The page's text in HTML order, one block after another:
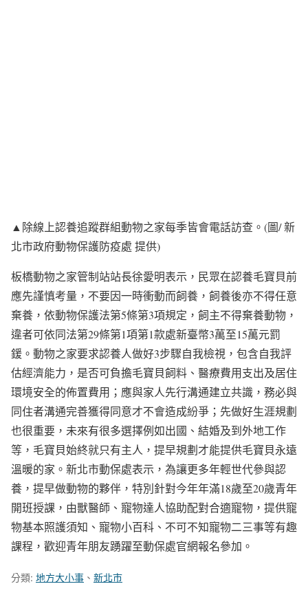
▲除線上認養追蹤群組動物之家每季皆會電話訪查。(圖/ 新
北市政府動物保護防疫處 提供)
板橋動物之家管制站站長徐愛明表示，民眾在認養毛寶貝前
應先謹慎考量，不要因一時衝動而飼養，飼養後亦不得任意
棄養，依動物保護法第5條第3項規定，飼主不得棄養動物，
違者可依同法第29條第1項第1款處新臺幣3萬至15萬元罰
鍰。動物之家要求認養人做好3步驟自我檢視，包含自我評
估經濟能力，是否可負擔毛寶貝飼料、醫療費用支出及居住
環境安全的佈置費用；應與家人先行溝通建立共識，務必與
同住者溝通完善獲得同意才不會造成紛爭；先做好生涯規劃
也很重要，未來有很多選擇例如出國、結婚及到外地工作
等，毛寶貝始終就只有主人，提早規劃才能提供毛寶貝永遠
溫暖的家。新北市動保處表示，為讓更多年輕世代參與認
養，提早做動物的夥伴，特別針對今年年滿18歲至20歲青年
開班授課，由獸醫師、寵物達人協助配對合適寵物，提供寵
物基本照護須知、寵物小百科、不可不知寵物二三事等有趣
課程，歡迎青年朋友踴躍至動保處官網報名參加。
分類: 地方大小事 、 新北市